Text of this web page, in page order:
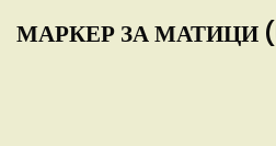
МАРКЕР ЗА МАТИЦИ